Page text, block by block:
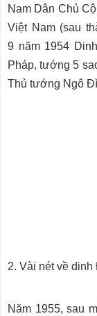
Nam Dân Chủ
Việt Nam (sau
9 năm 1954
Pháp, tướng 5
Thủ tướng Ngô
2. Vài nét về
Năm 1955, sau